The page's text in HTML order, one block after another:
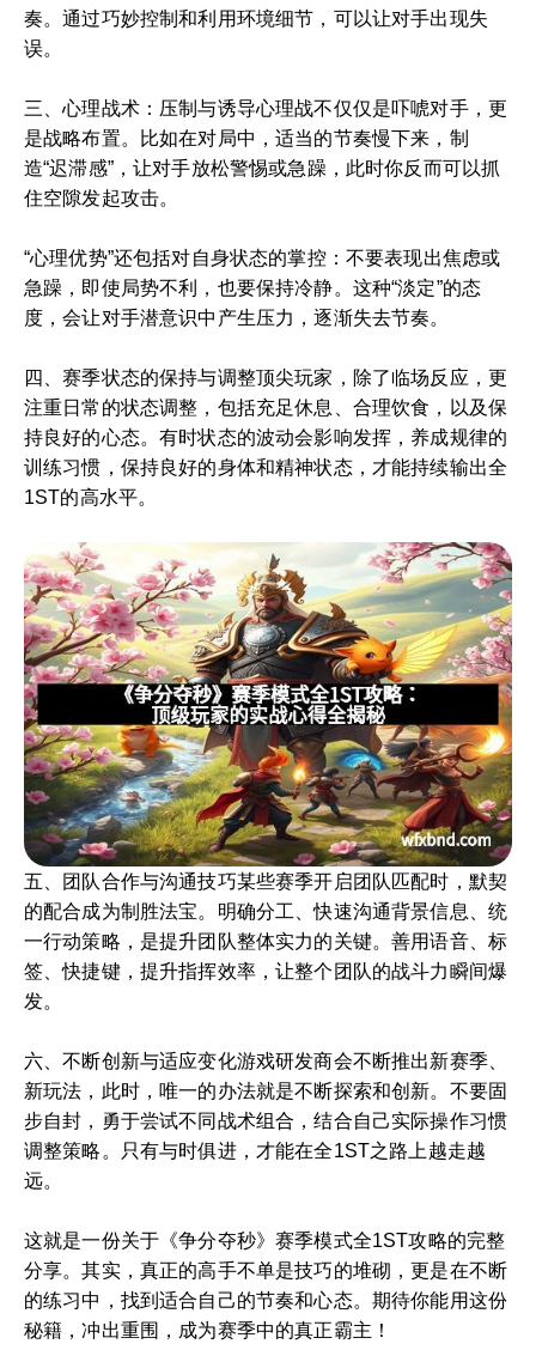
奏。通过巧妙控制和利用环境细节，可以让对手出现失
误。
三、心理战术：压制与诱导心理战不仅仅是吓唬对手，更
是战略布置。比如在对局中，适当的节奏慢下来，制
造“迟滞感”，让对手放松警惕或急躁，此时你反而可以抓
住空隙发起攻击。
“心理优势”还包括对自身状态的掌控：不要表现出焦虑或
急躁，即使局势不利，也要保持冷静。这种“淡定”的态
度，会让对手潜意识中产生压力，逐渐失去节奏。
四、赛季状态的保持与调整顶尖玩家，除了临场反应，更
注重日常的状态调整，包括充足休息、合理饮食，以及保
持良好的心态。有时状态的波动会影响发挥，养成规律的
训练习惯，保持良好的身体和精神状态，才能持续输出全
1ST的高水平。
五、团队合作与沟通技巧某些赛季开启团队匹配时，默契
的配合成为制胜法宝。明确分工、快速沟通背景信息、统
一行动策略，是提升团队整体实力的关键。善用语音、标
签、快捷键，提升指挥效率，让整个团队的战斗力瞬间爆
发。
六、不断创新与适应变化游戏研发商会不断推出新赛季、
新玩法，此时，唯一的办法就是不断探索和创新。不要固
步自封，勇于尝试不同战术组合，结合自己实际操作习惯
调整策略。只有与时俱进，才能在全1ST之路上越走越
远。
这就是一份关于《争分夺秒》赛季模式全1ST攻略的完整
分享。其实，真正的高手不单是技巧的堆砌，更是在不断
的练习中，找到适合自己的节奏和心态。期待你能用这份
秘籍，冲出重围，成为赛季中的真正霸主！